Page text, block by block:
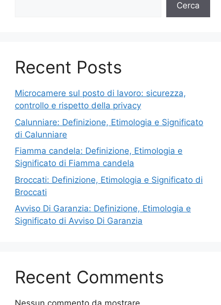
Cerca
Recent Posts
Microcamere sul posto di lavoro: sicurezza,
controllo e rispetto della privacy
Calunniare: Definizione, Etimologia e Significato
di Calunniare
Fiamma candela: Definizione, Etimologia e
Significato di Fiamma candela
Broccati: Definizione, Etimologia e Significato di
Broccati
Avviso Di Garanzia: Definizione, Etimologia e
Significato di Avviso Di Garanzia
Recent Comments
Nessun commento da mostrare.